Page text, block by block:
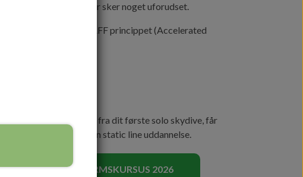
skal men også hvis der sker noget uforudset.
er bygget op omkring AFF princippet (Accelerated
faldskærmsudspring fra dit første solo skydive, får
end hvis du tager en static line uddannelse.
FOR FALDSKÆRMSKURSUS 2026